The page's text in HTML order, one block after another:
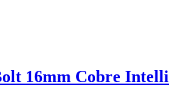
16mm Cobre Intelli